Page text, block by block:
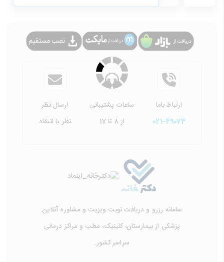
ارتباط باما
021-49074
ساعات پشتیبانی
از 8 تا 17
ارسال نظر
نظر یا انتقاد
سامانه رزرو و دریافت نوبت ویزیت و مشاوره آنلاین
پزشکی از بیمارستان، کلینیک، مطب و مراکز درمانی
سراسر کشور.